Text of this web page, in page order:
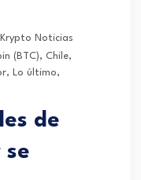
Krypto Noticias
(BTC), Chile,
, Lo último,
de
se